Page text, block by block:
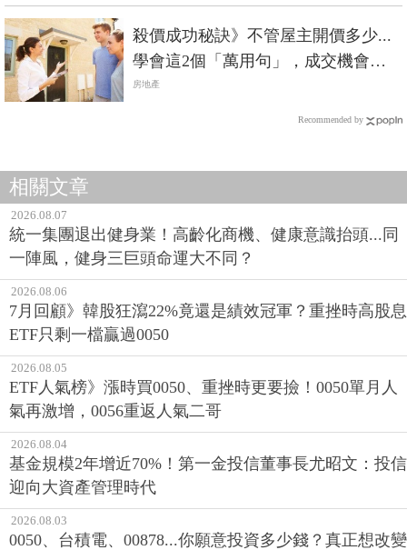
殺價成功秘訣》不管屋主開價多少...
學會這2個「萬用句」，成交機會大
增！
房地產
Recommended by
相關文章
2026.08.07
統一集團退出健身業！高齡化商機、健康意識抬頭...同
一陣風，健身三巨頭命運大不同？
2026.08.06
7月回顧》韓股狂瀉22%竟還是績效冠軍？重挫時高股息
ETF只剩一檔贏過0050
2026.08.05
ETF人氣榜》漲時買0050、重挫時更要撿！0050單月人
氣再激增，0056重返人氣二哥
2026.08.04
基金規模2年增近70%！第一金投信董事長尤昭文：投信
迎向大資產管理時代
2026.08.03
0050、台積電、00878...你願意投資多少錢？真正想改變